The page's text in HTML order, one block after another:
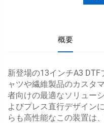
概要
新登場の13インチA3
ャツや繊維製品のカスタ
者向けの最適なソリュー
よびプレス直行デザイン
らも高性能なこの装置は